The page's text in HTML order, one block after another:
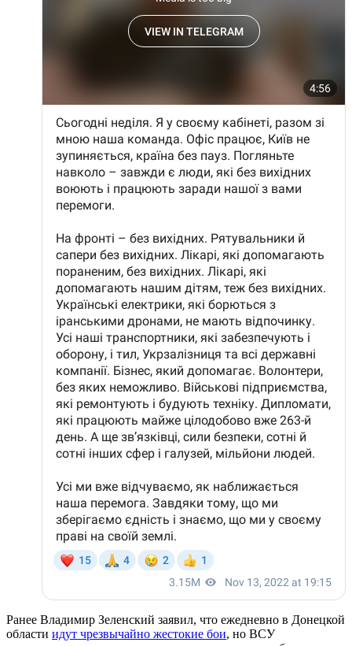
Ранее Владимир Зеленский заявил, что ежедневно в Донецкой
области идут чрезвычайно жестокие бои, но ВСУ